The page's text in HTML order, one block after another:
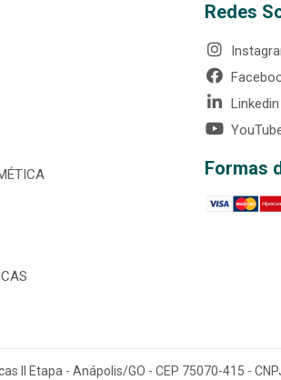
Redes
Linkedin
Formas
II Etapa - Anápolis/GO - CEP 75070-415 -